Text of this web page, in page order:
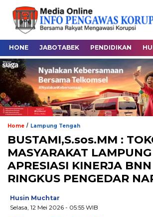
HONE JABOTABEK PENDIDIKAN
Home / Lampung Tengah
BUSTAMI,S.sos.MM :
MASYARAKAT
APRESIASI KINERJA
RINGKUS PENGEDAR
Husin Muchtar
Selasa, 12 Mei 2026 - 05:55 WIB